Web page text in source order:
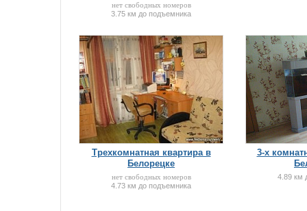
нет свободных номеров
3.75 км до подъемника
Трехкомнатная квартира в
Белорецке
нет свободных номеров
4.73 км до подъемника
3-х
4.89 км